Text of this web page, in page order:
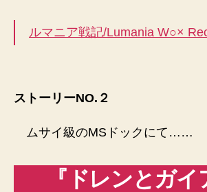
ルマニア戦記/Lumania W○×
ストーリーNO.２
ムサイ級のMSドックにて……
『ドレンとガ